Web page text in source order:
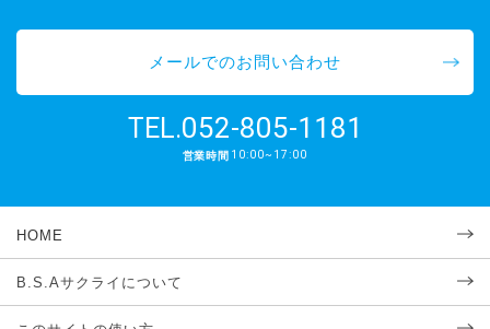
メールでのお問い合わせ
TEL.052-805-1181
営業時間 10:00~17:00
HOME
B.S.Aサクライについて